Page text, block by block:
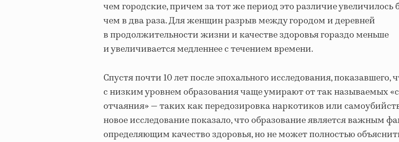
чем городские, причем за тот же период это различие увеличилось
чем в два раза. Для женщин разрыв между городом и деревней
в продолжительности жизни и качестве здоровья гораздо меньше
и увеличивается медленнее с течением времени.
Спустя почти 10 лет после эпохального исследования, показавшего,
с низким уровнем образования чаще умирают от так называемых
отчаяния» — таких как передозировка наркотиков или
новое исследование показало, что образование является важным
определяющим качество здоровья, но не может полностью